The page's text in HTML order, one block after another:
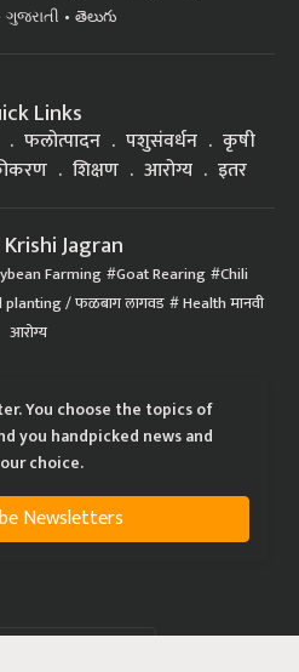
ગુજરાતી తెలుగు
Links
फलोत्पादन पशुसंवर्धन
कृषी
शिक्षण आरोग्य इतर
Jagran
Farming Goat Rearing Chili
planting / फळबाग लागवड Health मानवी
आरोग्य
You choose the topics of
you handpicked news and
choice.
Newsletters